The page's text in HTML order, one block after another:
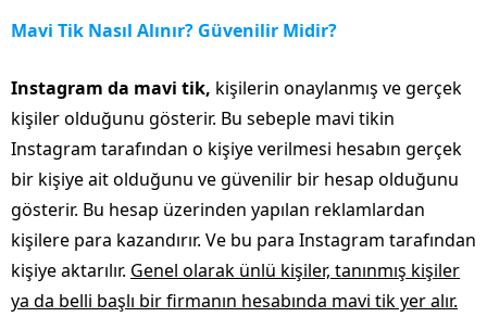
Mavi Tik Nasıl Alınır? Güvenilir Midir?
Instagram da mavi tik, kişilerin onaylanmış ve gerçek
kişiler olduğunu gösterir. Bu sebeple mavi tikin
Instagram tarafından o kişiye verilmesi hesabın gerçek
bir kişiye ait olduğunu ve güvenilir bir hesap olduğunu
gösterir. Bu hesap üzerinden yapılan reklamlardan
kişilere para kazandırır. Ve bu para Instagram tarafından
kişiye aktarılır. Genel olarak ünlü kişiler, tanınmış kişiler
ya da belli başlı bir firmanın hesabında mavi tik yer alır.